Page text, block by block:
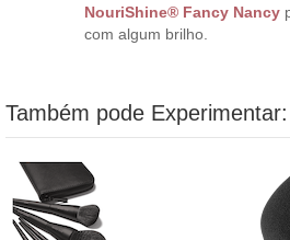
NouriShine® Fancy Nancy
com algum brilho.
Também pode Experimentar: